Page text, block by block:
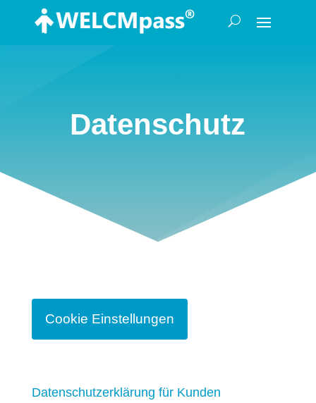
Datenschutz
Cookie Einstellungen
Datenschutzerklärung für Kunden